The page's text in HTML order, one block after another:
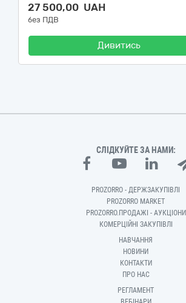
27 500,00 UAH
без ПДВ
Дивитись
СЛІДКУЙТЕ ЗА НАМИ:
PROZORRO - ДЕРЖЗАКУПІВЛІ
PROZORRO MARKET
PROZORRO.ПРОДАЖІ - АУКЦІОНИ
КОМЕРЦІЙНІ ЗАКУПІВЛІ
НАВЧАННЯ
НОВИНИ
КОНТАКТИ
ПРО НАС
РЕГЛАМЕНТ